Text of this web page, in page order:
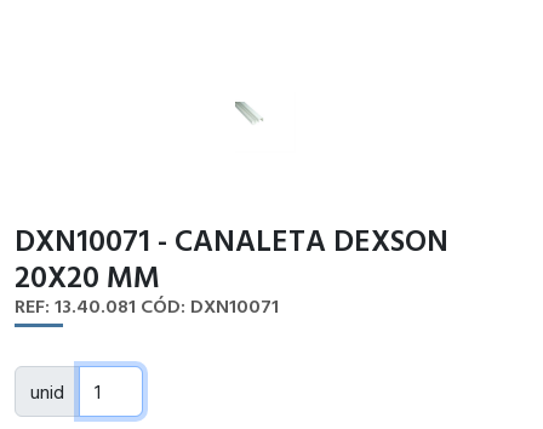
DXN10071 - CANALETA DEXSON
20X20 MM
REF: 13.40.081 CÓD: DXN10071
unid